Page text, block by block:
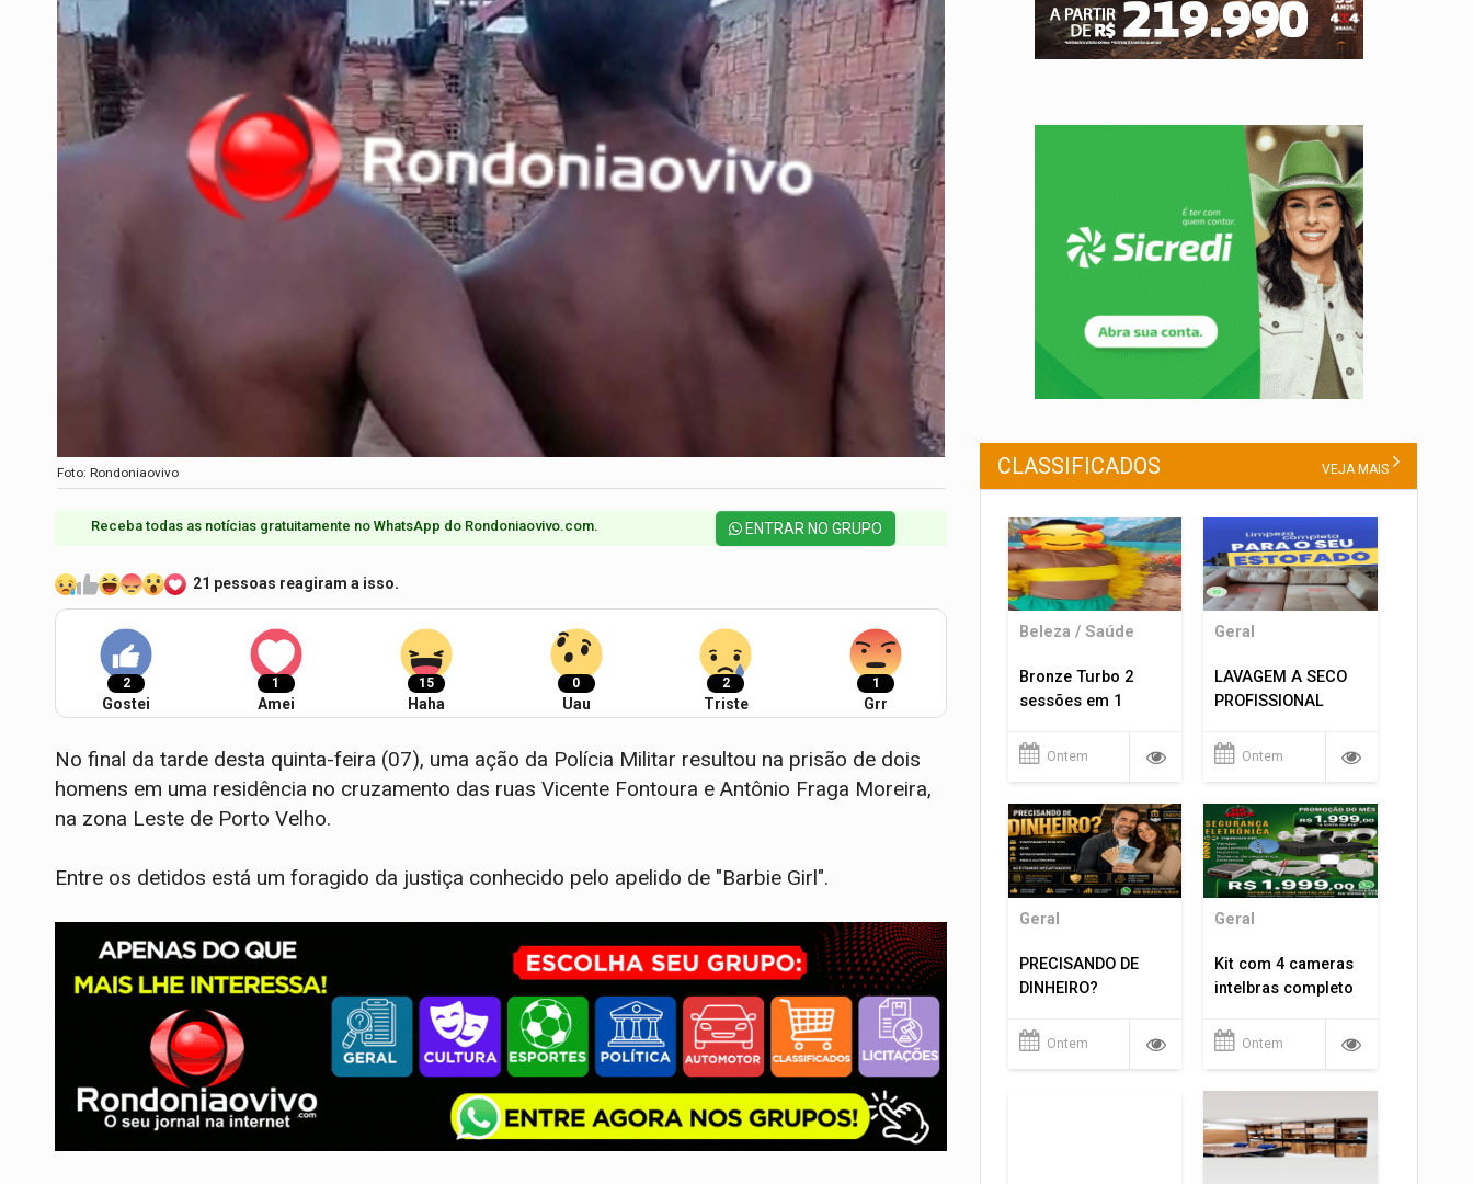
Foto: Rondoniaovivo
Receba todas as notícias gratuitamente no WhatsApp do Rondoniaovivo.com.​ ENTRAR NO GRUPO
21 pessoas reagiram a isso.
2
Gostei
1
Amei
15
Haha
0
Uau
2
Triste
1
Grr
​No final da tarde desta quinta-feira (07), uma ação da Polícia Militar resultou na prisão de dois
homens em uma residência no cruzamento das ruas Vicente Fontoura e Antônio Fraga Moreira,
na zona Leste de Porto Velho.
Entre os detidos está um foragido da justiça conhecido pelo apelido de "Barbie Girl".
CLASSIFICADOS VEJA MAIS
Beleza / Saúde
Bronze Turbo 2
sessões em 1
Ontem
Geral
LAVAGEM A SECO
PROFISSIONAL
Ontem
Geral
PRECISANDO DE
DINHEIRO?
Ontem
Geral
Kit com 4 cameras
intelbras completo
Ontem